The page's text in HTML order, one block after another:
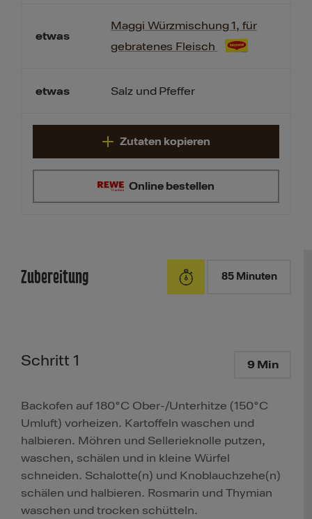
etwas
etwas
Maggi Würzmischung 1, für
gebratenes Fleisch
Salz und Pfeffer
Online bestellen
Zutaten kopieren
Zubereitung 85 Minuten
Schritt 1 9 Min
Backofen auf 180°C Ober-/Unterhitze (150°C
Umluft) vorheizen. Kartoffeln waschen und
halbieren. Möhren und Sellerieknolle putzen,
waschen, schälen und in kleine Würfel
schneiden. Schalotte(n) und Knoblauchzehe(n)
schälen und halbieren. Rosmarin und Thymian
waschen und trocken schütteln.